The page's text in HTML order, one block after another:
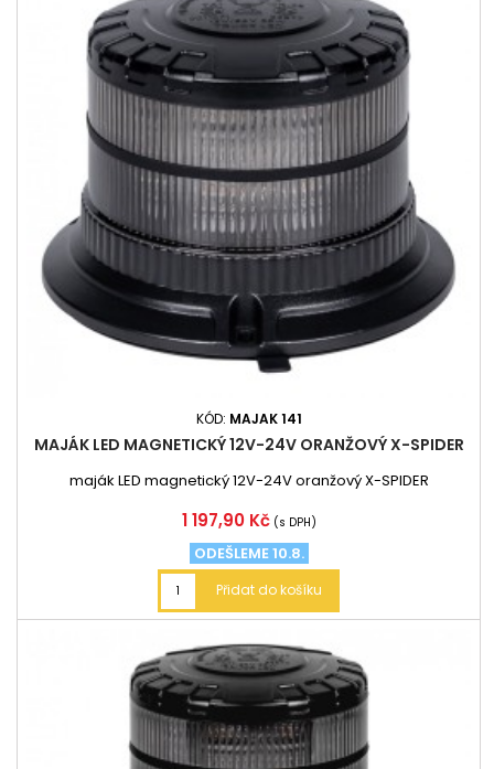
KÓD: MAJAK 141
MAJÁK LED MAGNETICKÝ 12V-24V ORANŽOVÝ X-SPIDER
maják LED magnetický 12V-24V oranžový X-SPIDER
Cena
1 197,90 Kč (s DPH)
ODEŠLEME 10.8.
Přidat do košíku